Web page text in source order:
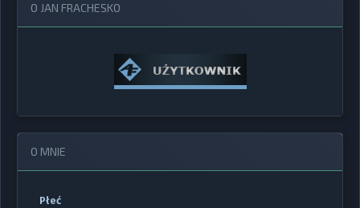
O JAN FRACHESKO
O MNIE
Płeć